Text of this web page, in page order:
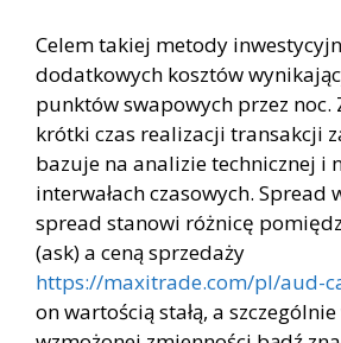
Celem takiej metody
dodatkowych kosztów
punktów swapowych przez noc.
krótki czas realizacji transakcji
bazuje na analizie technicznej i
interwałach czasowych. Spread
spread stanowi różnicę
(ask) a ceną sprzedaży
https://maxitrade.com/pl/aud-
on wartością stałą, a